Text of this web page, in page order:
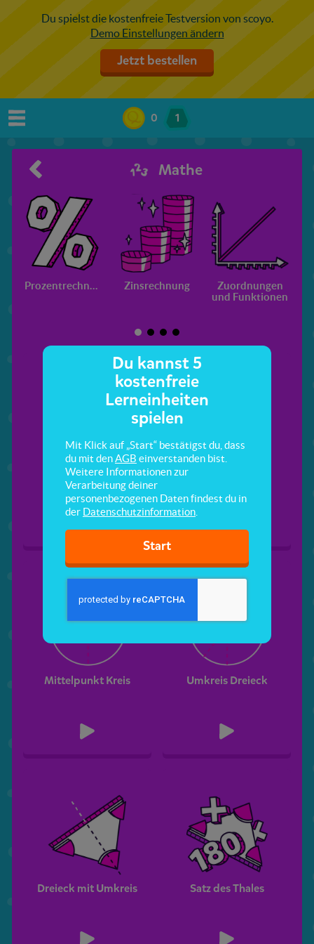
Du spielst die kostenfreie Testversion von scoyo.
Demo Einstellungen ändern
Jetzt bestellen
0 1
Mathe
Prozentrechnung Zinsrechnung
Zuordnungen
und Funktionen
Grundbegriffe Kreis und Gerade
Mittelpunkt Kreis Umkreis Dreieck
Dreieck mit Umkreis Satz des Thales
Du kannst 5
kostenfreie
Lerneinheiten
spielen
Mit Klick auf „Start“ bestätigst du, dass
du mit denAGB einverstanden bist.
Weitere Informationen zur
Verarbeitung deiner
personenbezogenen Daten findest du in
der Datenschutzinformation
Start